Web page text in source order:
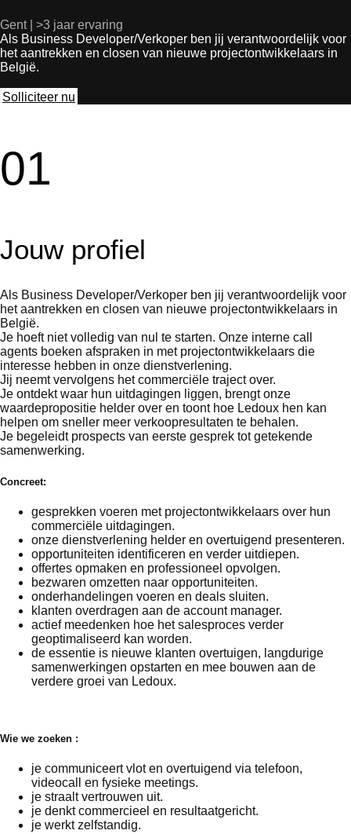
Gent | >3 jaar ervaring
Als Business Developer/Verkoper ben jij verantwoordelijk voor
het aantrekken en closen van nieuwe projectontwikkelaars in
België.
Solliciteer nu
01
Jouw profiel
Als Business Developer/Verkoper ben jij verantwoordelijk voor
het aantrekken en closen van nieuwe projectontwikkelaars in
België.
Je hoeft niet volledig van nul te starten. Onze interne call
agents boeken afspraken in met projectontwikkelaars die
interesse hebben in onze dienstverlening.
Jij neemt vervolgens het commerciële traject over.
Je ontdekt waar hun uitdagingen liggen, brengt onze
waardepropositie helder over en toont hoe Ledoux hen kan
helpen om sneller meer verkoopresultaten te behalen.
Je begeleidt prospects van eerste gesprek tot getekende
samenwerking.
Concreet:
gesprekken voeren met projectontwikkelaars over hun
commerciële uitdagingen.
onze dienstverlening helder en overtuigend presenteren.
opportuniteiten identificeren en verder uitdiepen.
offertes opmaken en professioneel opvolgen.
bezwaren omzetten naar opportuniteiten.
onderhandelingen voeren en deals sluiten.
klanten overdragen aan de account manager.
actief meedenken hoe het salesproces verder
geoptimaliseerd kan worden.
de essentie is nieuwe klanten overtuigen, langdurige
samenwerkingen opstarten en mee bouwen aan de
verdere groei van Ledoux.
Wie we zoeken :
je communiceert vlot en overtuigend via telefoon,
videocall en fysieke meetings.
je straalt vertrouwen uit.
je denkt commercieel en resultaatgericht.
je werkt zelfstandig.